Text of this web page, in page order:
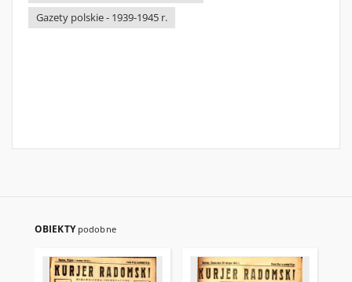
Gazety polskie - 1939-1945 r.
OBIEKTY podobne